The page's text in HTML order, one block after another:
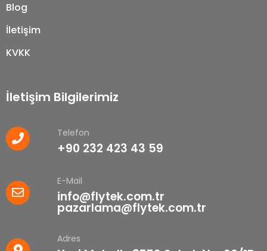
Blog
İletişim
KVKK
İletişim Bilgilerimiz
Telefon
+90 232 423 43 59
E-Mail
info@flytek.com.tr
pazarlama@flytek.com.tr
Adres